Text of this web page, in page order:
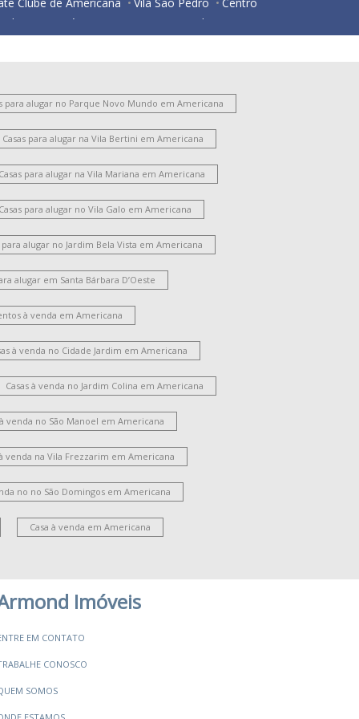
Jardim Santa Lúcia
Parque Nova Carioba
Rodrigues
Parque Gramado
Jardim Lizandra
Vila Pavan
Vale das Paineiras
Residencial Nardini
Jardim das Orquídeas
São Roque
Morada do Sol
Letônia
Werner Plaas
Vila Cordenonsi
Machadinho II
Parque Universitário
Limpo
Jardim América
Vila Rehder
Terramérica I
Parque das Nações
Liberdade
Vila Santa Catarina
Ipiranga
Santo Antônio
Residencial Jardim Villagio
Portal da Colina
Parque Residencial Jaguari
Loteamento Residencial Jardim Villagio II
Novo Mundo
Jardim São Domingos
Residencial Jardim Esperança
Santa Maria
Jardim Bertoni
Clube de Campinas
Cariobinha
Brasília
Campo Verde
Jardim Paulistano
Chácara Machadinho I
Jardim Imperador
para alugar no Parque Novo Mundo em Americana
Casas para alugar na Vila Bertini em Americana
Casas para alugar na Vila Mariana em Americana
Casas para alugar no Vila Galo em Americana
para alugar no Jardim Bela Vista em Americana
alugar em Santa Bárbara D’Oeste
à venda em Americana
à venda no Cidade Jardim em Americana
Casas à venda no Jardim Colina em Americana
à venda no São Manoel em Americana
à venda na Vila Frezzarim em Americana
no no São Domingos em Americana
Casa à venda em Americana
Imóveis
EM CONTATO
CONOSCO
SOMOS